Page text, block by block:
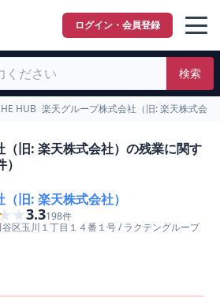
ログイン・会員登録
検索
HUB 楽天グループ株式会社（旧: 楽天株式会
旧: 楽天株式会社）の残業に関す
旧: 楽天株式会社）
3.3198件
区玉川１丁目１４番１号/ラクテングループ